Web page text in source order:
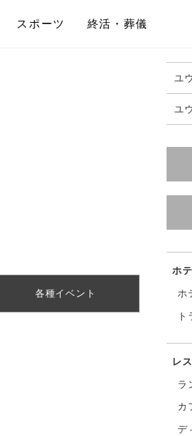
スポーツ 終活・葬儀
各種イベント
ユ
ユ
ホ
ホ
レ
ラ
カ
デ